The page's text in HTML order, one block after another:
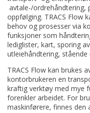
avtale-/ordrehåndtering,
oppfølging. TRACS Flow
behov og prosesser via
funksjoner som
lediglister, kart, sporing
utleiehåndtering, stående
TRACS Flow kan brukes
kontorbrukeren en
kraftig verktøy med mye
forenkler arbeidet. For
maskinførere, finnes den